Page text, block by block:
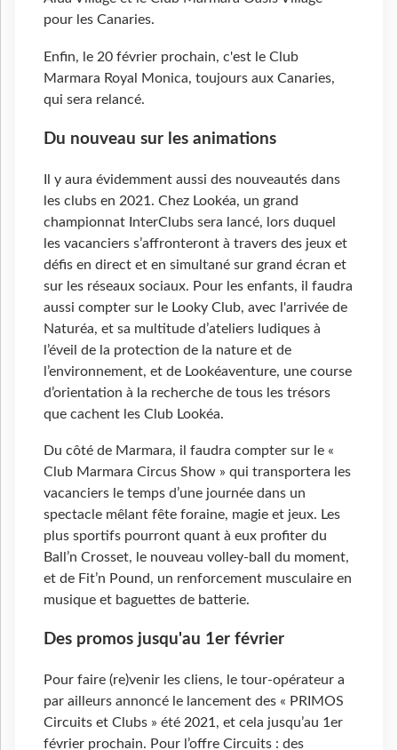
pour les Canaries.
Enfin, le 20 février prochain, c'est le Club
Marmara Royal Monica, toujours aux Canaries,
qui sera relancé.
Du nouveau sur les animations
Il y aura évidemment aussi des nouveautés dans
les clubs en 2021. Chez Lookéa, un grand
championnat InterClubs sera lancé, lors duquel
les vacanciers s’affronteront à travers des jeux et
défis en direct et en simultané sur grand écran et
sur les réseaux sociaux. Pour les enfants, il faudra
aussi compter sur le Looky Club, avec l'arrivée de
Naturéa, et sa multitude d’ateliers ludiques à
l’éveil de la protection de la nature et de
l’environnement, et de Lookéaventure, une course
d’orientation à la recherche de tous les trésors
que cachent les Club Lookéa.
Du côté de Marmara, il faudra compter sur le «
Club Marmara Circus Show » qui transportera les
vacanciers le temps d’une journée dans un
spectacle mêlant fête foraine, magie et jeux. Les
plus sportifs pourront quant à eux profiter du
Ball’n Crosset, le nouveau volley-ball du moment,
et de Fit’n Pound, un renforcement musculaire en
musique et baguettes de batterie.
Des promos jusqu'au 1er février
Pour faire (re)venir les cliens, le tour-opérateur a
par ailleurs annoncé le lancement des « PRIMOS
Circuits et Clubs » été 2021, et cela jusqu’au 1er
février prochain. Pour l’offre Circuits : des